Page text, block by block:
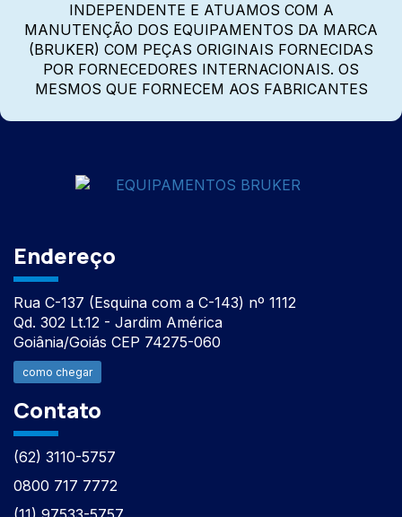
INDEPENDENTE E ATUAMOS COM A
MANUTENÇÃO DOS EQUIPAMENTOS DA MARCA
(BRUKER) COM PEÇAS ORIGINAIS FORNECIDAS
POR FORNECEDORES INTERNACIONAIS. OS
MESMOS QUE FORNECEM AOS FABRICANTES
Endereço
Rua C-137 (Esquina com a C-143) nº 1112
Qd. 302 Lt.12 - Jardim América
Goiânia/Goiás CEP 74275-060
como chegar
Contato
(62) 3110-5757
0800 717 7772